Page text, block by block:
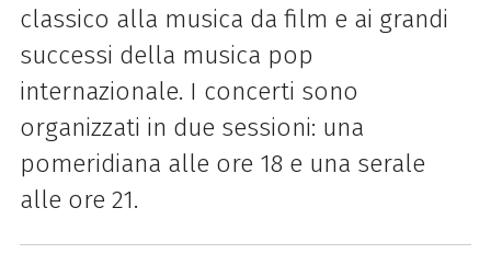
classico alla musica da film e ai grandi
successi della musica pop
internazionale. I concerti sono
organizzati in due sessioni: una
pomeridiana alle ore 18 e una serale
alle ore 21.